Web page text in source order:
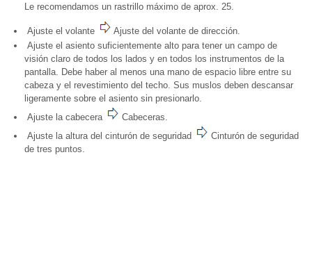
Le recomendamos un rastrillo máximo de aprox. 25.
Ajuste el volante
Ajuste del volante de dirección.
Ajuste el asiento suficientemente alto para tener un campo de
visión claro de todos los lados y en todos los instrumentos de la
pantalla. Debe haber al menos una mano de espacio libre entre su
cabeza y el revestimiento del techo. Sus muslos deben descansar
ligeramente sobre el asiento sin presionarlo.
Ajuste la cabecera
Cabeceras.
Ajuste la altura del cinturón de seguridad
Cinturón de seguridad
de tres puntos.